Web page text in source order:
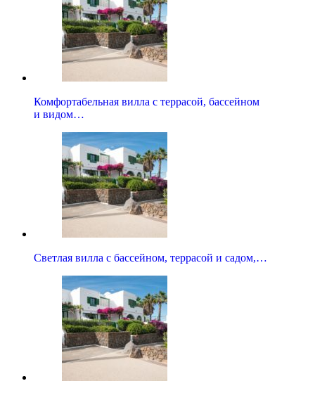
Комфортабельная вилла с террасой, бассейном
и видом…
Светлая вилла с бассейном, террасой и садом,…